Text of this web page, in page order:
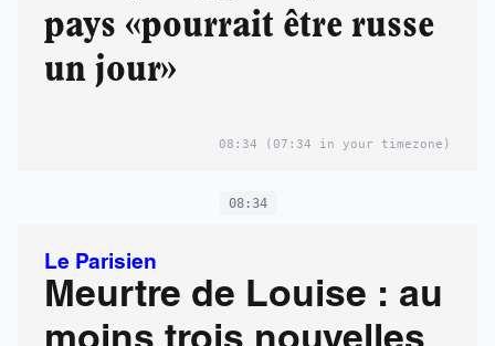
pays «pourrait être russe
un jour»
08:34 (07:34 in your timezone)
08:34
Le Parisien
Meurtre de Louise : au